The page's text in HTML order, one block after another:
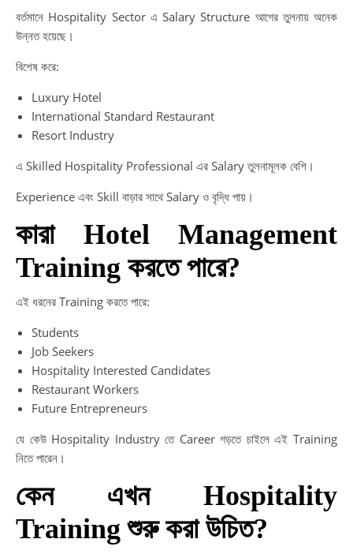
বর্তমানে Hospitality Sector এ Salary Structure আগের তুলনায় অনেক
উন্নত হয়েছে।
বিশেষ করে:
Luxury Hotel
International Standard Restaurant
Resort Industry
এ Skilled Hospitality Professional এর Salary তুলনামূলক বেশি।
Experience এবং Skill বাড়ার সাথে Salary ও বৃদ্ধি পায়।
কারা Hotel Management
Training করতে পারে?
এই ধরনের Training করতে পারে:
Students
Job Seekers
Hospitality Interested Candidates
Restaurant Workers
Future Entrepreneurs
যে কেউ Hospitality Industry তে Career গড়তে চাইলে এই Training
নিতে পারেন।
কেন এখন Hospitality
Training শুরু করা উচিত?